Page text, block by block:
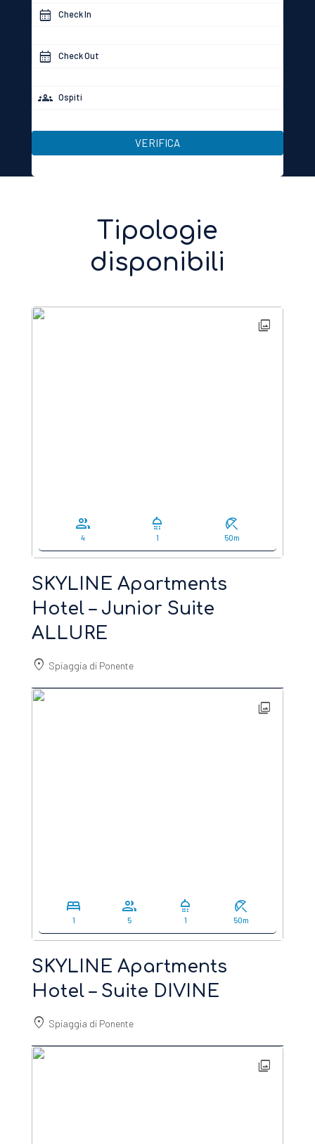
Check In
Check Out
Ospiti
VERIFICA
Tipologie
disponibili
photo_library
group
4
shower
1
beach_access
50m
SKYLINE Apartments
Hotel – Junior Suite
ALLURE
location_on Spiaggia di Ponente
photo_library
bed
1
group
5
shower
1
beach_access
50m
SKYLINE Apartments
Hotel – Suite DIVINE
location_on Spiaggia di Ponente
photo_library